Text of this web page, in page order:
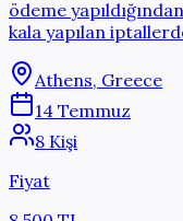
ödeme
kala yapılan
Athens, Greece
14 Temmuz
8 Kişi
Fiyat